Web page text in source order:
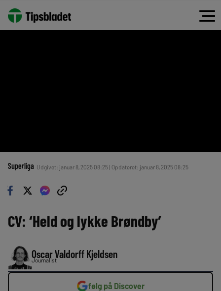
Superliga Udgivet: januar 8, 2025 08:25 | Opdateret: januar 8, 2025 08:25
CV: ‘Held og lykke Brøndby’
Oscar Valdorff Kjeldsen
Journalist
følg på Discover